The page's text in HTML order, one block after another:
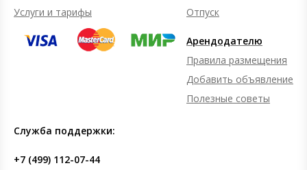
Услуги и тарифы
Отпуск
Арендодателю
Правила размещения
Добавить объявление
Полезные советы
Служба поддержки:
+7 (499) 112-07-44